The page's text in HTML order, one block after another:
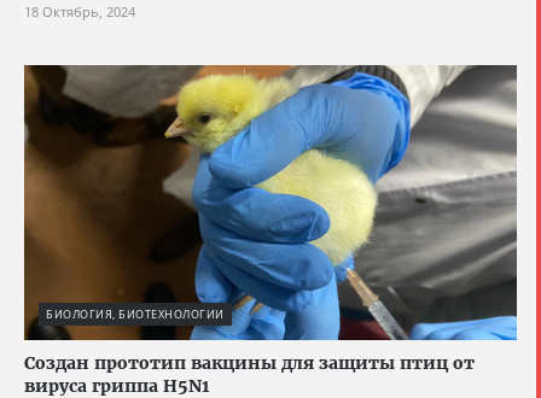
18 Октябрь, 2024
БИОЛОГИЯ, БИОТЕХНОЛОГИИ
Создан прототип вакцины для защиты птиц от
вируса гриппа H5N1